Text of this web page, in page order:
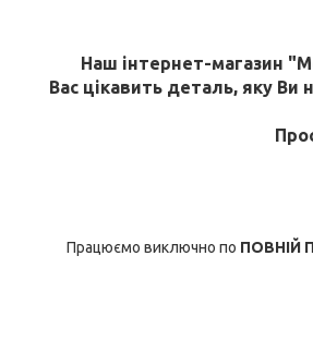
Наш інтернет-магазин
Вас цікавить деталь, яку Ви
Працюємо виключно по ПОВНІЙ